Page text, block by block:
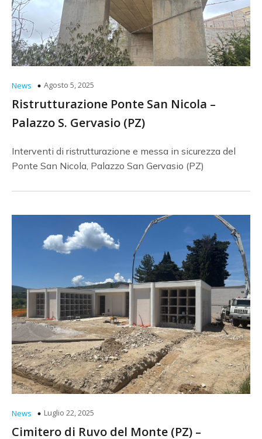
News Agosto 5, 2025
Ristrutturazione Ponte San Nicola –
Palazzo S. Gervasio (PZ)
Interventi di ristrutturazione e messa in sicurezza del
Ponte San Nicola, Palazzo San Gervasio (PZ)
News Luglio 22, 2025
Cimitero di Ruvo del Monte (PZ) –